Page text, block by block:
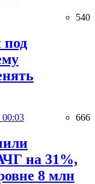
540
00:03 666
на 31%,
8 млн